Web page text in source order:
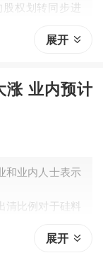
权划转同步进
迎来发展新机
展开
涨 业内预计
业内人士表示
比例对于硅料
展开